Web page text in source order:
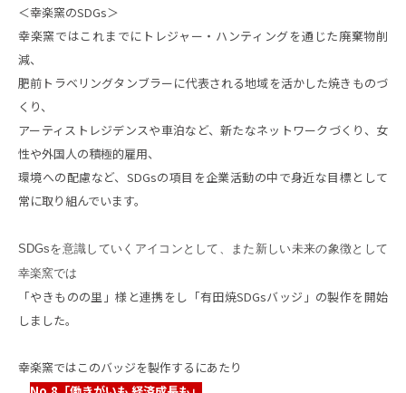
＜幸楽窯のSDGs＞
幸楽窯ではこれまでにトレジャー・ハンティングを通じた廃棄物削
減、
肥前トラベリングタンブラーに代表される地域を活かした焼きものづ
くり、
アーティストレジデンスや車泊など、新たなネットワークづくり、女
性や外国人の積極的雇用、
環境への配慮など、 SDGsの項目を企業活動の中で身近な目標として
常に取り組んでいます。
SDGsを意識していくアイコンとして、また新しい未来の象徴として
幸楽窯では
「やきものの里」様と連携をし「有田焼SDGsバッジ」の製作を開始
しました。
幸楽窯ではこのバッジを製作するにあたり